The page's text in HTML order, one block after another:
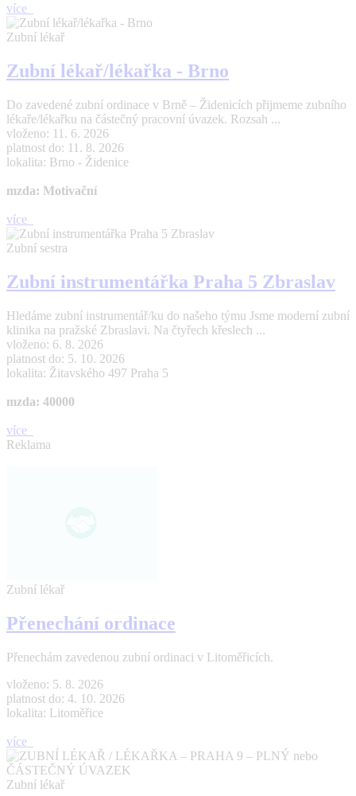
více
Zubní lékař
Zubní lékař/lékařka - Brno
Do zavedené zubní ordinace v Brně – Židenicích přijmeme zubního
lékaře/lékařku na částečný pracovní úvazek. Rozsah ...
vloženo: 11. 6. 2026
platnost do: 11. 8. 2026
lokalita: Brno - Židenice
mzda: Motivační
více
Zubní sestra
Zubní instrumentářka Praha 5 Zbraslav
Hledáme zubní instrumentář/ku do našeho týmu Jsme moderní zubní
klinika na pražské Zbraslavi. Na čtyřech křeslech ...
vloženo: 6. 8. 2026
platnost do: 5. 10. 2026
lokalita: Žitavského 497 Praha 5
mzda: 40000
více
Reklama
Zubní lékař
Přenechání ordinace
Přenechám zavedenou zubní ordinaci v Litoměřicích.
vloženo: 5. 8. 2026
platnost do: 4. 10. 2026
lokalita: Litoměřice
více
Zubní lékař